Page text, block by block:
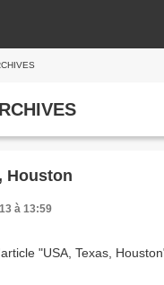
Houston
à 13:59